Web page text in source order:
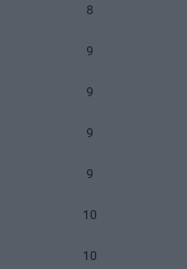
8
9
9
9
9
10
10